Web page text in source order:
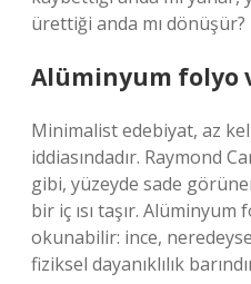
ürettiği anda mı dönüşür?
Alüminyum folyo
Minimalist edebiyat, az
iddiasındadır. Raymond
gibi, yüzeyde sade
bir iç ısı taşır.
okunabilir: ince,
fiziksel dayanıklılık